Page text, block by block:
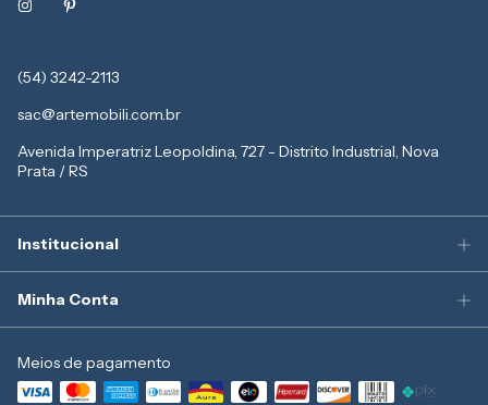
(54) 3242-2113
sac@artemobili.com.br
Avenida Imperatriz Leopoldina, 727 - Distrito Industrial, Nova
Prata / RS
Institucional
Minha Conta
Meios de pagamento